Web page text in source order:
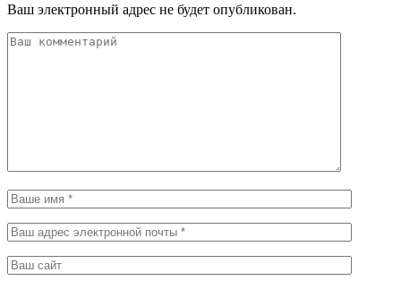
Ваш электронный адрес не будет опубликован.